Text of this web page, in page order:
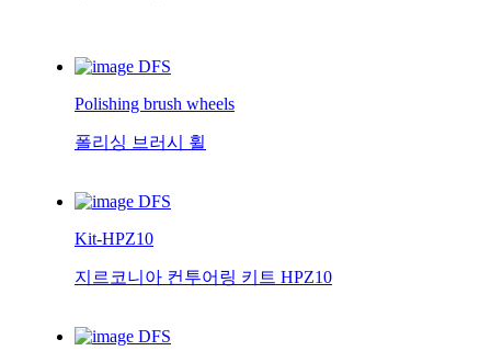
DFS
Polishing brush wheels
폴리싱 브러시 휠
DFS
Kit-HPZ10
지르코니아 컨투어링 키트 HPZ10
DFS